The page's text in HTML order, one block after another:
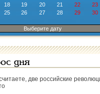
18 19 20 21 22
23
25 26 27 28 29
30
Выберите дату
дня
две российские